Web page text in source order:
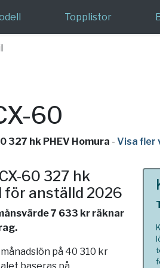
Topplistor
60
327 hk PHEV Homura - Visa fler
60 327 hk
för anställd 2026
7 633 kr räknar
på 40 310 kr